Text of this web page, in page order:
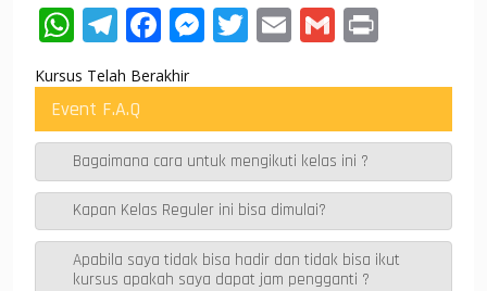
W
h
at
s
A
p
p
T
el
e
gr
a
m
F
ac
e
b
o
o
k
M
ss
e
n
g
er
T
itt
er
E
ai
l
G
ai
l
Pr
t
Kursus Telah Berakhir
Event F.A.Q
Bagaimana cara untuk mengikuti kelas ini ?
Kapan Kelas Reguler ini bisa dimulai?
Apabila saya tidak bisa hadir dan tidak bisa ikut
kursus apakah saya dapat jam pengganti ?